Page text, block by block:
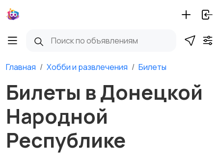
Главная Хобби и развлечения Билеты
Билеты в Донецкой
Народной
Республике